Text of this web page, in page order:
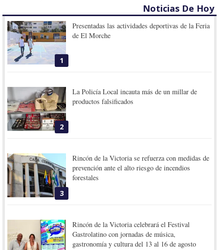
Noticias De Hoy
1
Presentadas las actividades deportivas de la Feria
de El Morche
2
La Policía Local incauta más de un millar de
productos falsificados
3
Rincón de la Victoria se refuerza con medidas de
prevención ante el alto riesgo de incendios
forestales
Rincón de la Victoria celebrará el Festival
Gastrolatino con jornadas de música,
gastronomía y cultura del 13 al 16 de agosto